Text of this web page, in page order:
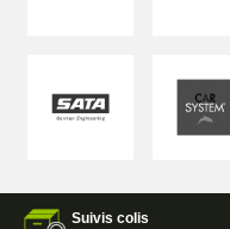
Suivis colis